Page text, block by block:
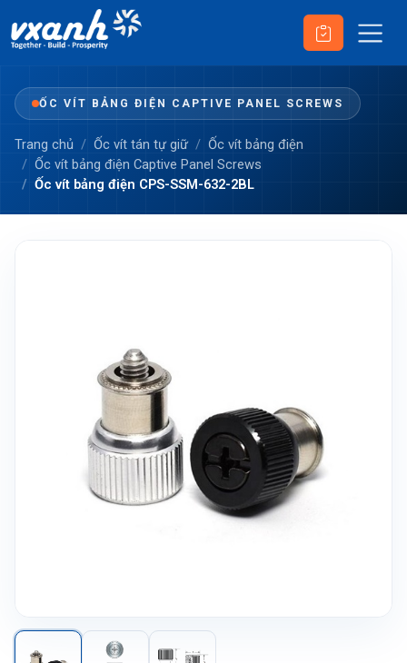
ỐC VÍT BẢNG ĐIỆN CAPTIVE PANEL SCREWS
Trang chủ Ốc vít tán tự giữ
Ốc vít bảng điện
Ốc vít bảng điện Captive Panel Screws
Ốc vít bảng điện CPS-SSM-632-2BL